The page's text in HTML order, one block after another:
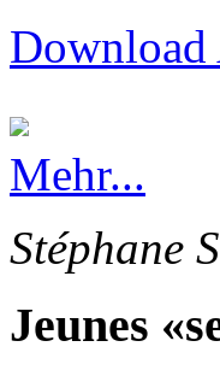
Mehr...
Stéphane
Jeunes